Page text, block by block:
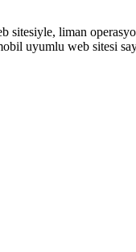
sitesiyle, liman
uyumlu web sitesi